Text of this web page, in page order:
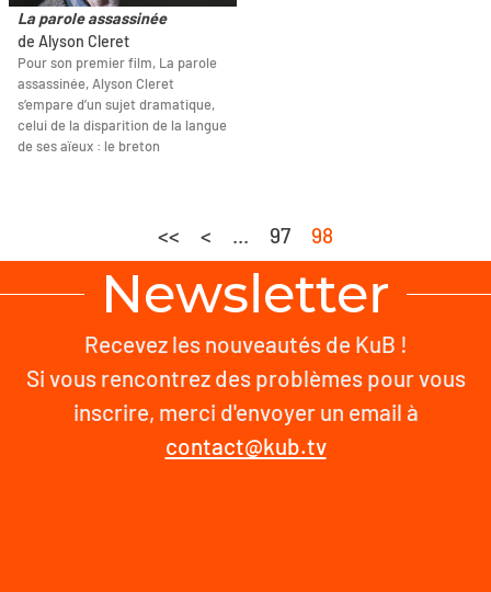
La parole assassinée
de Alyson Cleret
Pour son premier film, La parole
assassinée, Alyson Cleret
s’empare d’un sujet dramatique,
celui de la disparition de la langue
de ses aïeux : le breton
<< < ... 97 98
Newsletter
Recevez les nouveautés de KuB !
Si vous rencontrez des problèmes pour vous
inscrire, merci d'envoyer un email à
contact@kub.tv